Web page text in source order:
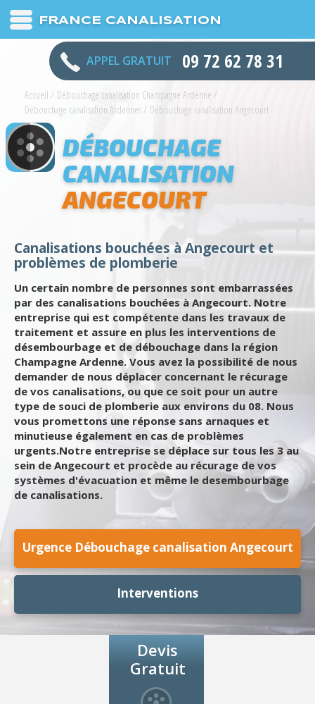
FRANCE CANALISATION
APPEL GRATUIT 09 72 62 78 31
Accueil / Débouchage canalisation Champagne Ardenne /
Débouchage canalisation Ardennes/ Débouchage canalisation Angecourt
DÉBOUCHAGE
CANALISATION
ANGECOURT
Canalisations bouchées à Angecourt et
problèmes de plomberie
Un certain nombre de personnes sont embarrassées
par des canalisations bouchées à Angecourt. Notre
entreprise qui est compétente dans les travaux de
traitement et assure en plus les interventions de
désembourbage et de débouchage dans la région
Champagne Ardenne. Vous avez la possibilité de nous
demander de nous déplacer concernant le récurage
de vos canalisations, ou que ce soit pour un autre
type de souci de plomberie aux environs du 08. Nous
vous promettons une réponse sans arnaques et
minutieuse également en cas de problèmes
urgents.Notre entreprise se déplace sur tous les 3 au
sein de Angecourt et procède au récurage de vos
systèmes d'évacuation et même le desembourbage
de canalisations.
Urgence Débouchage canalisation Angecourt
Interventions
Devis
Gratuit